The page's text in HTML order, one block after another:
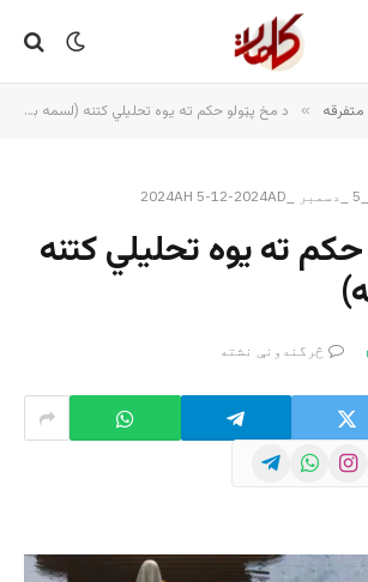
متفرقه » د مخ پټولو حکم ته یوه تحلیلي کتنه (لسمه برخه)
ته یوه تحلیلي کتنه
څرگندونې نشته
Instagram
WhatsApp
Telegram